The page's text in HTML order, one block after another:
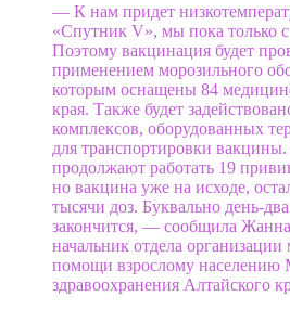
— К нам придет
«Спутник V», мы пока только
Поэтому вакцинация будет
применением морозильного
которым оснащены 84
края. Также будет
комплексов, оборудованных
для транспортировки
продолжают работать 19
но вакцина уже на исходе,
тысячи доз. Буквально день-
закончится, — сообщила
начальник отдела
помощи взрослому населению
здравоохранения Алтайского